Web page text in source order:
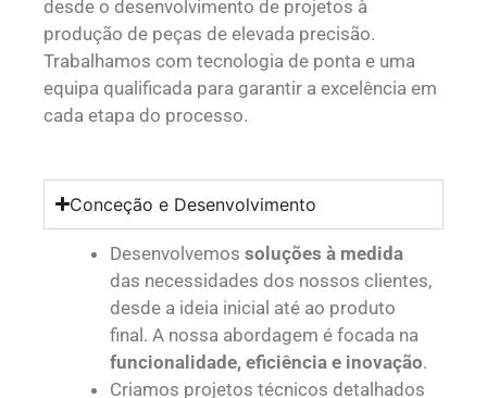
desde o desenvolvimento de projetos à
produção de peças de elevada precisão.
Trabalhamos com tecnologia de ponta e uma
equipa qualificada para garantir a excelência em
cada etapa do processo.
Conceção e Desenvolvimento
Desenvolvemos soluções à medida
das necessidades dos nossos clientes,
desde a ideia inicial até ao produto
final. A nossa abordagem é focada na
funcionalidade, eficiência e inovação.
Criamos projetos técnicos detalhados